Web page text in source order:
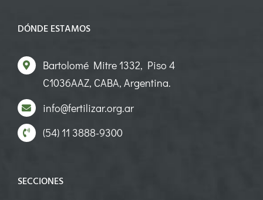
DÓNDE ESTAMOS
Bartolomé Mitre 1332, Piso 4
C1036AAZ, CABA, Argentina.
info@fertilizar.org.ar
(54) 11 3888-9300
SECCIONES